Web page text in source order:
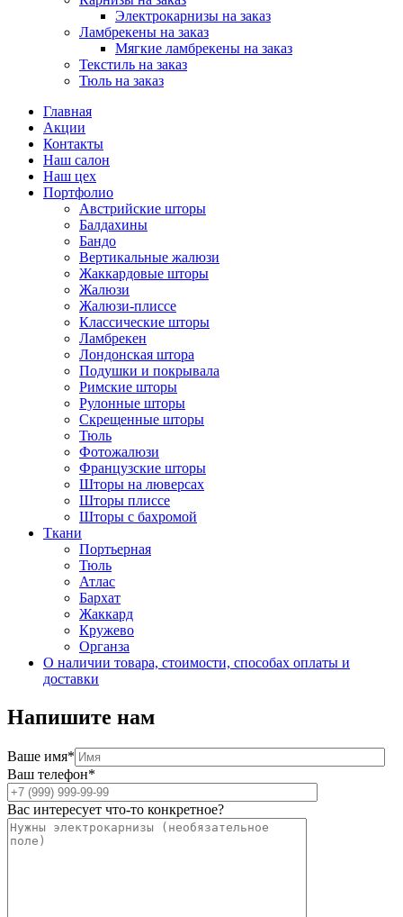
Электрокарнизы на заказ
Ламбрекены на заказ
Мягкие ламбрекены на заказ
Текстиль на заказ
Тюль на заказ
Главная
Акции
Контакты
Наш салон
Наш цех
Портфолио
Австрийские шторы
Балдахины
Бандо
Вертикальные жалюзи
Жаккардовые шторы
Жалюзи
Жалюзи-плиссе
Классические шторы
Ламбрекен
Лондонская штора
Подушки и покрывала
Римские шторы
Рулонные шторы
Скрещенные шторы
Тюль
Фотожалюзи
Французские шторы
Шторы на люверсах
Шторы плиссе
Шторы с бахромой
Ткани
Портьерная
Тюль
Атлас
Бархат
Жаккард
Кружево
Органза
О наличии товара, стоимости, способах оплаты и
доставки
Напишите нам
Ваше имя*
Ваш телефон*
Вас интересует что-то конкретное?